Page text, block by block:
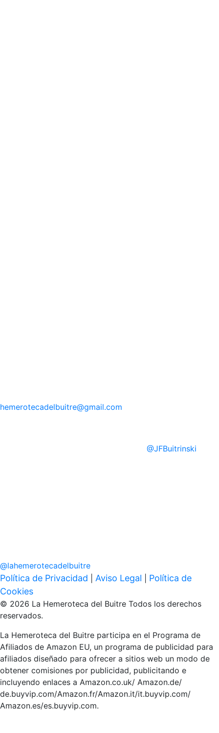
hemerotecadelbuitre@gmail.com
@JFBuitrinski
@lahemerotecadelbuitre
Política de Privacidad Aviso Legal
Política de
Cookies
© 2026 La Hemeroteca del Buitre Todos los derechos
reservados.
La Hemeroteca del Buitre participa en el Programa de
Afiliados de Amazon EU, un programa de publicidad para
afiliados diseñado para ofrecer a sitios web un modo de
obtener comisiones por publicidad, publicitando e
incluyendo enlaces a Amazon.co.uk/ Amazon.de/
de.buyvip.com/Amazon.fr/Amazon.it/it.buyvip.com/
Amazon.es/es.buyvip.com.